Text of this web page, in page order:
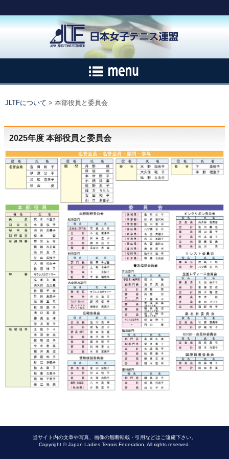
JLTFについて > 本部役員と委員会
2025年度 本部役員と委員会
当サイト内の文章や写真、画像の無断転載・引用などはご遠慮下さい。
Copyright © Japan Ladies Tennis Federation, All rights reserved.